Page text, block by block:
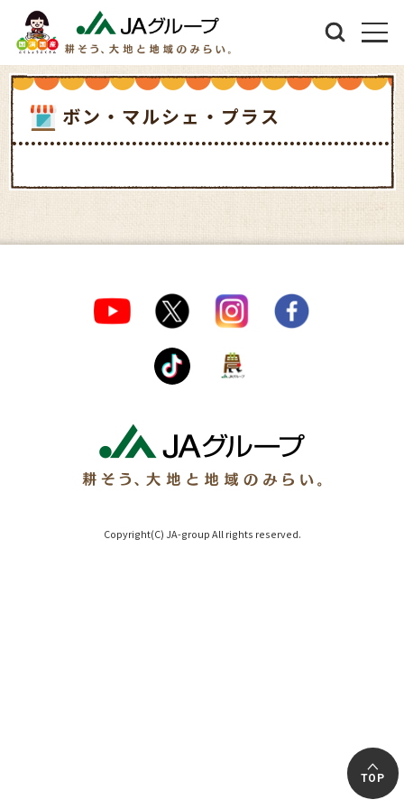
ボン・マルシェ・プラス
Copyright(C) JA-group All rights reserved.
TOP